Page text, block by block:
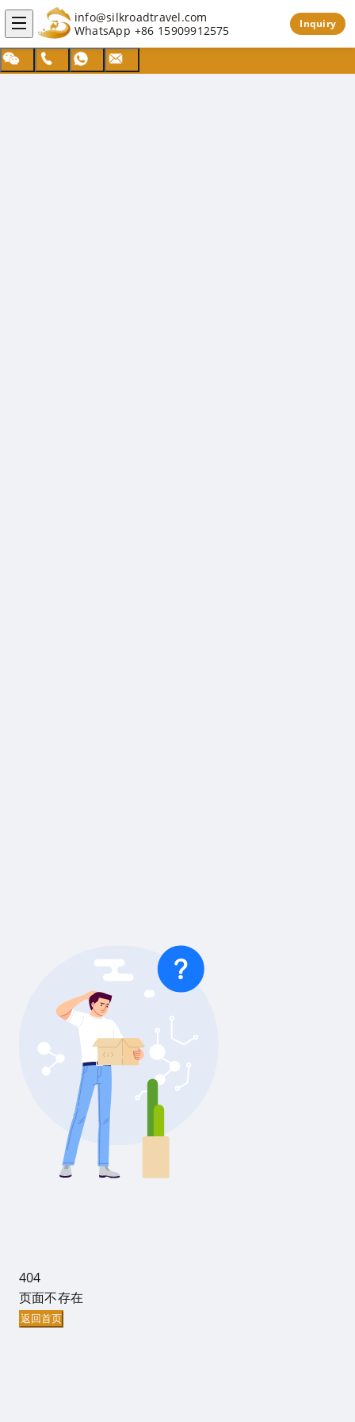
info@silkroadtravel.com
WhatsApp +86 15909912575 Inquiry
404
页面不存在
返回首页